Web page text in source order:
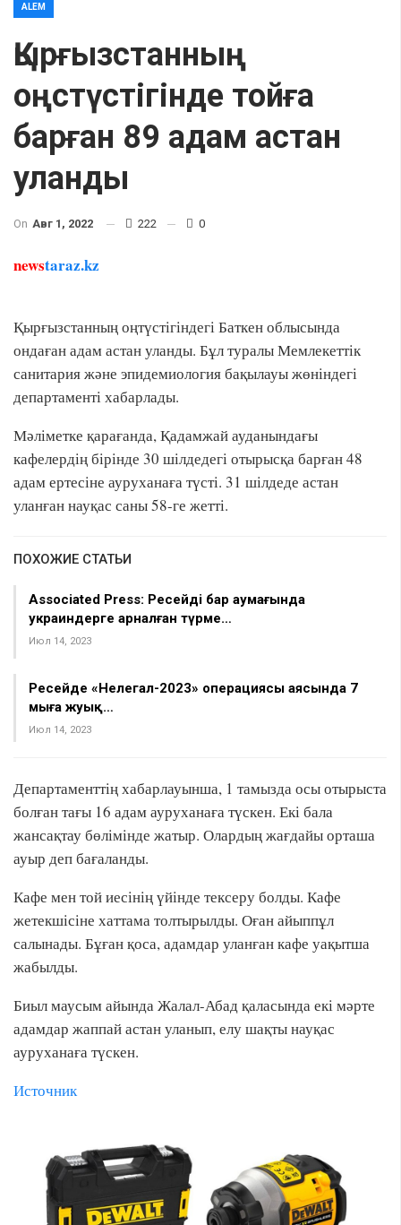
ALEM
Қырғызстанның
оңстүстігінде тойға
барған 89 адам астан
уланды
On Авг 1, 2022 222 0
newstaraz.kz
Қырғызстанның оңтүстігіндегі Баткен облысында
ондаған адам астан уланды. Бұл туралы Мемлекеттік
санитария және эпидемиология бақылауы жөніндегі
департаменті хабарлады.
Мәліметке қарағанда, Қадамжай ауданындағы
кафелердің бірінде 30 шілдедегі отырысқа барған 48
адам ертесіне ауруханаға түсті. 31 шілдеде астан
уланған науқас саны 58-ге жетті.
ПОХОЖИЕ СТАТЬИ
Associated Press: Ресейдің бар аумағында
украиндерге арналған түрме…
Июл 14, 2023
Ресейде «Нелегал-2023» операциясы аясында 7
мыңға жуық…
Июл 14, 2023
Департаменттің хабарлауынша, 1 тамызда осы отырыста
болған тағы 16 адам ауруханаға түскен. Екі бала
жансақтау бөлімінде жатыр. Олардың жағдайы орташа
ауыр деп бағаланды.
Кафе мен той иесінің үйінде тексеру болды. Кафе
жетекшісіне хаттама толтырылды. Оған айыппұл
салынады. Бұған қоса, адамдар уланған кафе уақытша
жабылды.
Биыл маусым айында Жалал-Абад қаласында екі мәрте
адамдар жаппай астан уланып, елу шақты науқас
ауруханаға түскен.
Источник